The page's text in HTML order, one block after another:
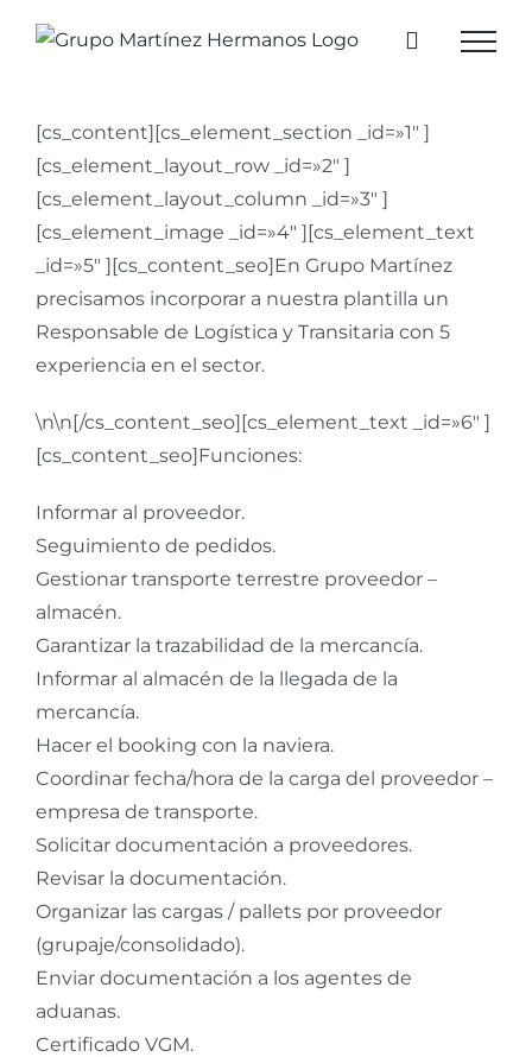
[cs_content][cs_element_section _id=»1″ ]
[cs_element_layout_row _id=»2″ ]
[cs_element_layout_column _id=»3″ ]
[cs_element_image _id=»4″ ][cs_element_text
_id=»5″ ][cs_content_seo]En Grupo Martínez
precisamos incorporar a nuestra plantilla un
Responsable de Logística y Transitaria con 5
experiencia en el sector.
\n\n[/cs_content_seo][cs_element_text _id=»6″ ]
[cs_content_seo]Funciones:
Informar al proveedor.
Seguimiento de pedidos.
Gestionar transporte terrestre proveedor –
almacén.
Garantizar la trazabilidad de la mercancía.
Informar al almacén de la llegada de la
mercancía.
Hacer el booking con la naviera.
Coordinar fecha/hora de la carga del proveedor –
empresa de transporte.
Solicitar documentación a proveedores.
Revisar la documentación.
Organizar las cargas / pallets por proveedor
(grupaje/consolidado).
Enviar documentación a los agentes de
aduanas.
Certificado VGM.